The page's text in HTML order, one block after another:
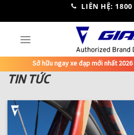
LIÊN HỆ:
Sở hữu ngay xe đạp mới nhất
TIN TỨC